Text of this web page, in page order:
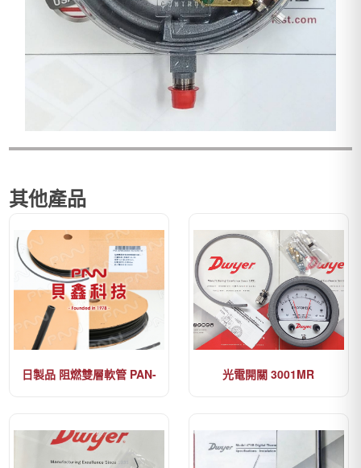
其他產品
日製品 阻燃雙層軟管 PAN-
光電開關 3001MR